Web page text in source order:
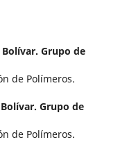
Grupo de
de Polímeros.
Grupo de
de Polímeros.